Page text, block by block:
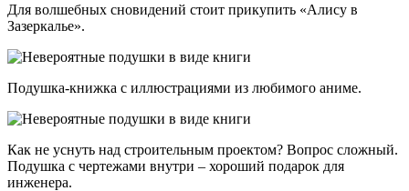
Для волшебных сновидений стоит прикупить «Алису в
Зазеркалье».
Подушка-книжка с иллюстрациями из любимого аниме.
Как не уснуть над строительным проектом? Вопрос сложный.
Подушка с чертежами внутри – хороший подарок для
инженера.